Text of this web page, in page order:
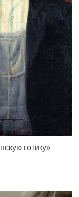
готику»